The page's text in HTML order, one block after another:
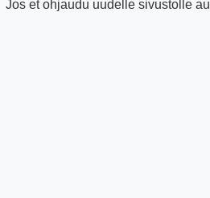
Jos et ohjaudu uudelle sivustolle